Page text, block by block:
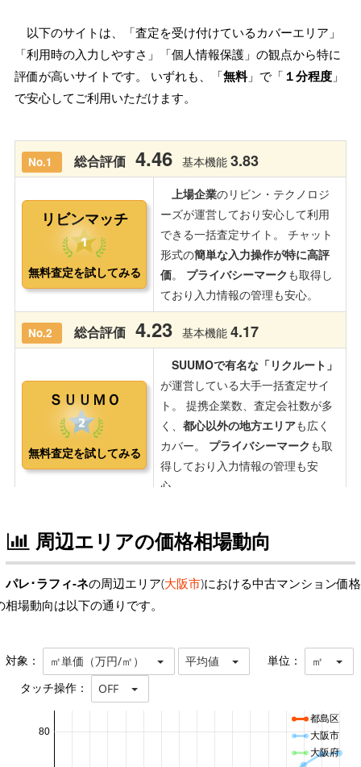
以下のサイトは、「査定を受け付けているカバーエリア」
「利用時の入力しやすさ」「個人情報保護」の観点から特に
評価が高いサイトです。 いずれも、「無料」で「 １分程度 」
で安心してご利用いただけます。
周辺エリアの価格相場動向
パレ･ラフィ-ネの周辺エリア(大阪市)における中古マンション価格
相場動向は以下の通りです。
対象： ㎡単価（万円/㎡） 平均値 単位： ㎡
タッチ操作： OFF
80
都島区
大阪市
大阪府